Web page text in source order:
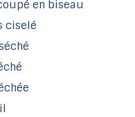
en biseau
ciselé